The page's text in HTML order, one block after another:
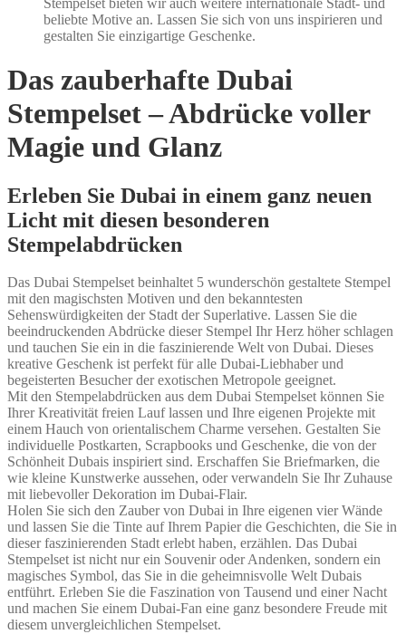
beliebte Motive an. Lassen Sie sich von uns inspirieren und
gestalten Sie einzigartige Geschenke.
Das zauberhafte Dubai
Stempelset – Abdrücke voller
Magie und Glanz
Erleben Sie Dubai in einem ganz neuen
Licht mit diesen besonderen
Stempelabdrücken
Das Dubai Stempelset beinhaltet 5 wunderschön gestaltete Stempel
mit den magischsten Motiven und den bekanntesten
Sehenswürdigkeiten der Stadt der Superlative. Lassen Sie die
beeindruckenden Abdrücke dieser Stempel Ihr Herz höher schlagen
und tauchen Sie ein in die faszinierende Welt von Dubai. Dieses
kreative Geschenk ist perfekt für alle Dubai-Liebhaber und
begeisterten Besucher der exotischen Metropole geeignet.
Mit den Stempelabdrücken aus dem Dubai Stempelset können Sie
Ihrer Kreativität freien Lauf lassen und Ihre eigenen Projekte mit
einem Hauch von orientalischem Charme versehen. Gestalten Sie
individuelle Postkarten, Scrapbooks und Geschenke, die von der
Schönheit Dubais inspiriert sind. Erschaffen Sie Briefmarken, die
wie kleine Kunstwerke aussehen, oder verwandeln Sie Ihr Zuhause
mit liebevoller Dekoration im Dubai-Flair.
Holen Sie sich den Zauber von Dubai in Ihre eigenen vier Wände
und lassen Sie die Tinte auf Ihrem Papier die Geschichten, die Sie in
dieser faszinierenden Stadt erlebt haben, erzählen. Das Dubai
Stempelset ist nicht nur ein Souvenir oder Andenken, sondern ein
magisches Symbol, das Sie in die geheimnisvolle Welt Dubais
entführt. Erleben Sie die Faszination von Tausend und einer Nacht
und machen Sie einem Dubai-Fan eine ganz besondere Freude mit
diesem unvergleichlichen Stempelset.